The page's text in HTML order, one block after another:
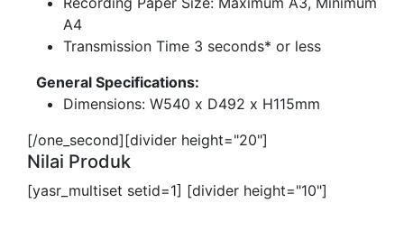
A4
Transmission Time 3 seconds* or less
General Specifications:
Dimensions: W540 x D492 x H115mm
[/one_second][divider height="20"]
Nilai Produk
[yasr_multiset setid=1] [divider height="10"]